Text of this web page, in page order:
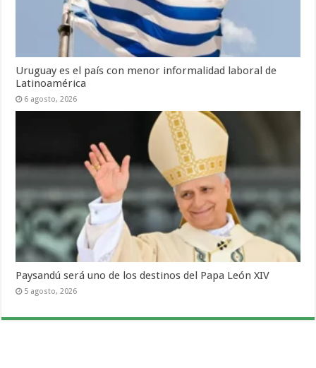
Uruguay es el país con menor informalidad laboral de
Latinoamérica
6 agosto, 2026
Paysandú será uno de los destinos del Papa León XIV
5 agosto, 2026